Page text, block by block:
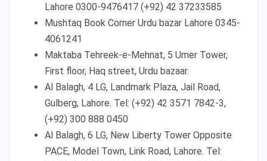
Lahore 0300-9476417 (+92) 42 37233585
Mushtaq Book Corner Urdu bazar Lahore 0345-
4061241
Maktaba Tehreek-e-Mehnat, 5 Umer Tower,
First floor, Haq street, Urdu bazaar.
Al Balagh, 4 LG, Landmark Plaza, Jail Road,
Gulberg, Lahore. Tel: (+92) 42 3571 7842-3,
(+92) 300 888 0450
Al Balagh, 6 LG, New Liberty Tower Opposite
PACE, Model Town, Link Road, Lahore. Tel: